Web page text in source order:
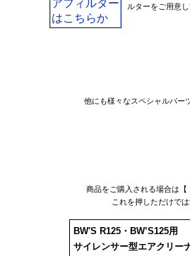
ルターをご用意
他にも様々なスペシャルパー
商品をご購入される場合は【
これを押しただけで
BW'S R125・BW’S125用
サイレンサー型エアクリー